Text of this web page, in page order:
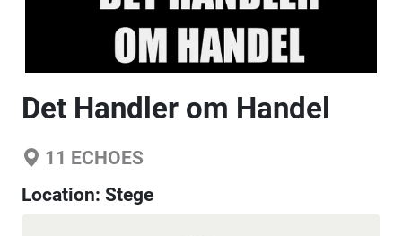
Det Handler om Handel
11 ECHOES
Location: Stege